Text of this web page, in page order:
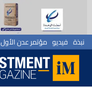
نبذة فيديو مؤتمر عدن الأول